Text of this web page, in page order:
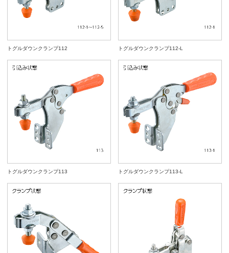
トグルダウンクランプ112 トグルダウンクランプ112-L
トグルダウンクランプ113 トグルダウンクランプ113-L